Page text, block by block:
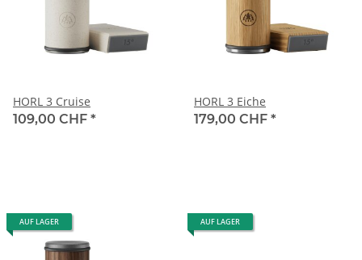
HORL 3 Cruise
109,00 CHF *
HORL 3 Eiche
179,00 CHF *
AUF LAGER AUF LAGER